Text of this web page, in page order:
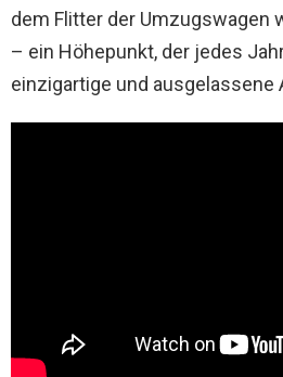
dem Flitter der Umzugswagen
– ein Höhepunkt, der jedes
einzigartige und